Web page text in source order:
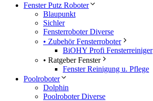
Fenster Putz Roboter
Blaupunkt
Sichler
Fensterroboter Diverse
• Zubehör Fensterroboter
BiOHY Profi Fensterreiniger
• Ratgeber Fenster
Fenster Reinigung u. Pflege
Poolroboter
Dolphin
Poolroboter Diverse